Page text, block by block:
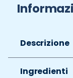
Descrizione
Ingredienti